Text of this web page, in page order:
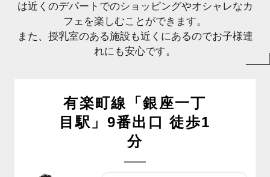
は近くのデパートでのショッピングやオシャレなカ
フェを楽しむことができます。
また、授乳室のある施設も近くにあるのでお子様連
れにも安心です。
有楽町線「銀座一丁
目駅」9番出口 徒歩1
分